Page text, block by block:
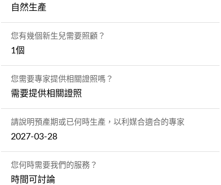
自然生產
您有幾個新生兒需要照顧？
1個
您需要專家提供相關證照嗎？
需要提供相關證照
請說明預產期或已何時生產，以利媒合適合的專家
2027-03-28
您何時需要我們的服務？
時間可討論